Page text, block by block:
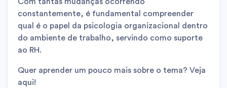
constantemente, é fundamental compreender
qual é o papel da psicologia organizacional dentro
do ambiente de trabalho, servindo como suporte
ao RH.
Quer aprender um pouco mais sobre o tema? Veja
aqui!